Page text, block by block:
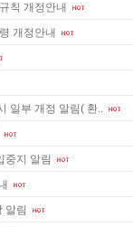
칙 개정안내
개정안내
일부 개정 알림( 환..
중지 알림
알림